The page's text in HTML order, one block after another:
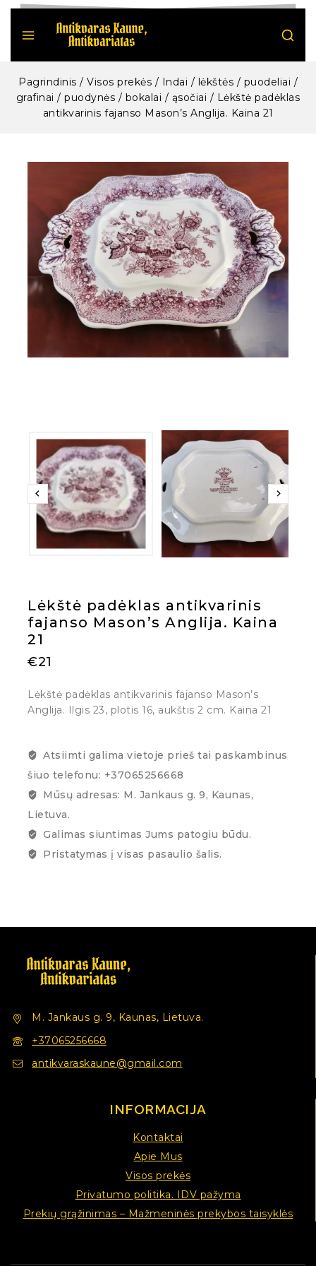
Pagrindinis / Visos prekės / Indai / lėkštės / puodeliai /
grafinai / puodynės / bokalai / ąsočiai / Lėkštė padėklas
antikvarinis fajanso Mason’s Anglija. Kaina 21
Lėkštė padėklas antikvarinis
fajanso Mason’s Anglija. Kaina
21
€21
Lėkštė padėklas antikvarinis fajanso Mason’s
Anglija. Ilgis 23, plotis 16, aukštis 2 cm. Kaina 21
Atsiimti galima vietoje prieš tai paskambinus
šiuo telefonu: +37065256668
Mūsų adresas: M. Jankaus g. 9, Kaunas,
Lietuva.
Galimas siuntimas Jums patogiu būdu.
Pristatymas į visas pasaulio šalis.
M. Jankaus g. 9, Kaunas, Lietuva.
+37065256668
antikvaraskaune@gmail.com
INFORMACIJA
Kontaktai
Apie Mus
Visos prekės
Privatumo politika. IDV pažyma
Prekių grąžinimas – Mažmeninės prekybos taisyklės